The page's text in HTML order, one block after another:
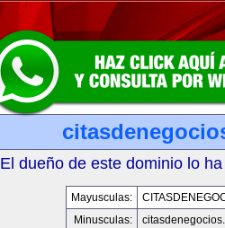
El dueño de este dominio lo
Mayusculas:
Minusculas: